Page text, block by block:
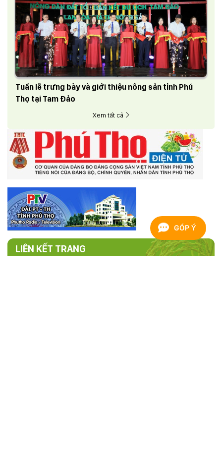
Tuần lễ trưng bày và giới thiệu nông sản tỉnh Phú
Thọ tại Tam Đảo
Xem tất cả
LIÊN KẾT TRANG
GÓP Ý